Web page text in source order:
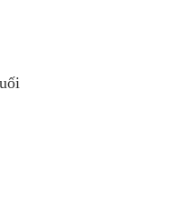
- Lý - Hóa - Văn - Anh năm 2018